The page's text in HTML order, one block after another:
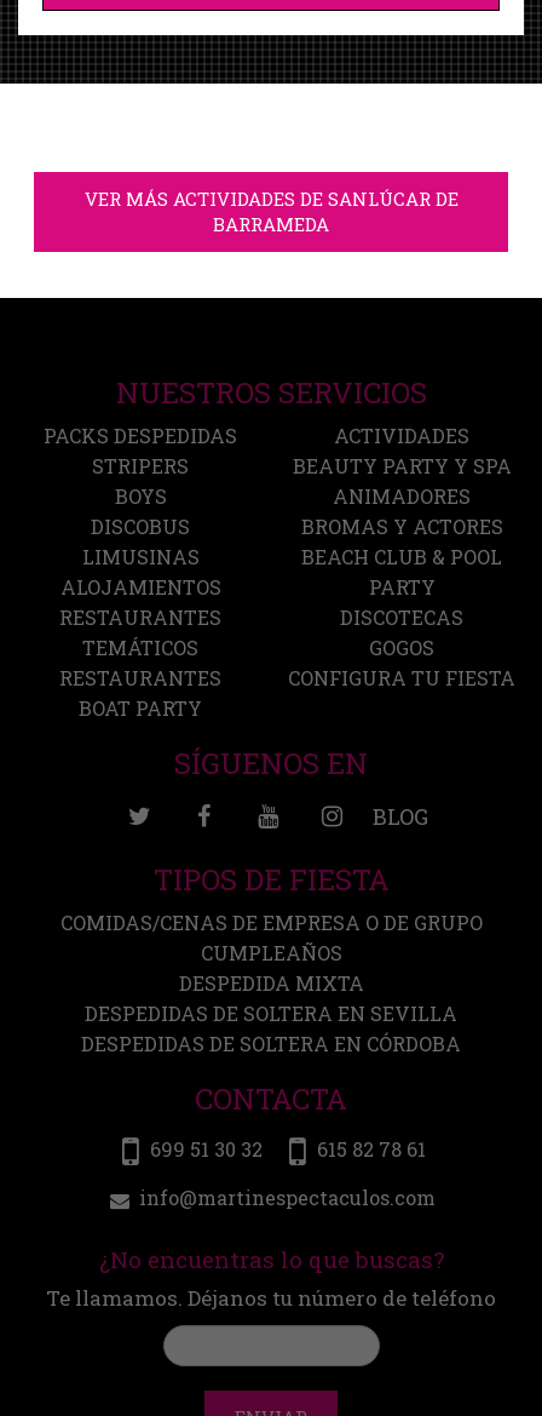
VER MÁS ACTIVIDADES DE SANLÚCAR DE
BARRAMEDA
NUESTROS SERVICIOS
PACKS DESPEDIDAS
STRIPERS
BOYS
DISCOBUS
LIMUSINAS
ALOJAMIENTOS
RESTAURANTES
TEMÁTICOS
RESTAURANTES
BOAT PARTY
ACTIVIDADES
BEAUTY PARTY Y SPA
ANIMADORES
BROMAS Y ACTORES
BEACH CLUB & POOL
PARTY
DISCOTECAS
GOGOS
CONFIGURA TU FIESTA
SÍGUENOS EN
BLOG
TIPOS DE FIESTA
COMIDAS/CENAS DE EMPRESA O DE GRUPO
CUMPLEAÑOS
DESPEDIDA MIXTA
DESPEDIDAS DE SOLTERA EN SEVILLA
DESPEDIDAS DE SOLTERA EN CÓRDOBA
CONTACTA
699 51 30 32
615 82 78 61
info@martinespectaculos.com
¿No encuentras lo que buscas?
Te llamamos. Déjanos tu número de teléfono